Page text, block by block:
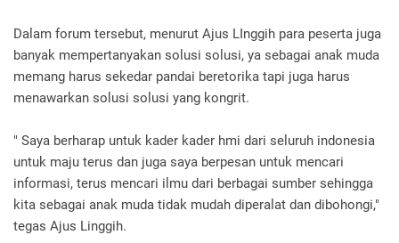
Dalam forum tersebut, menurut Ajus LInggih para peserta juga
banyak mempertanyakan solusi solusi, ya sebagai anak muda
memang harus sekedar pandai beretorika tapi juga harus
menawarkan solusi solusi yang kongrit.
" Saya berharap untuk kader kader hmi dari seluruh indonesia
untuk maju terus dan juga saya berpesan untuk mencari
informasi, terus mencari ilmu dari berbagai sumber sehingga
kita sebagai anak muda tidak mudah diperalat dan dibohongi,"
tegas Ajus Linggih.